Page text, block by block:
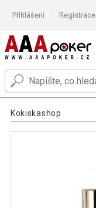
Přihlášení Registrace
Kokiskashop